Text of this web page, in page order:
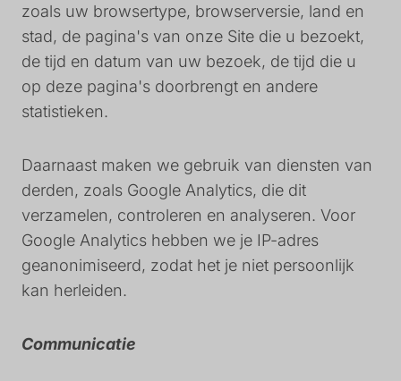
zoals uw browsertype, browserversie, land en
stad, de pagina's van onze Site die u bezoekt,
de tijd en datum van uw bezoek, de tijd die u
op deze pagina's doorbrengt en andere
statistieken.
Daarnaast maken we gebruik van diensten van
derden, zoals Google Analytics, die dit
verzamelen, controleren en analyseren. Voor
Google Analytics hebben we je IP-adres
geanonimiseerd, zodat het je niet persoonlijk
kan herleiden.
Communicatie